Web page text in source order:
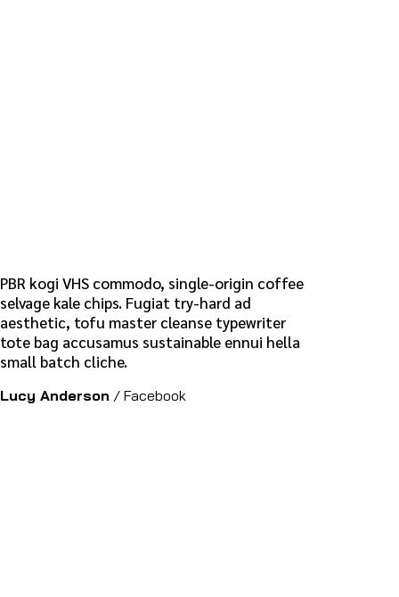
PBR kogi VHS commodo, single-origin coffee
selvage kale chips. Fugiat try-hard ad
aesthetic, tofu master cleanse typewriter
tote bag accusamus sustainable ennui hella
small batch cliche.
Lucy Anderson / Facebook